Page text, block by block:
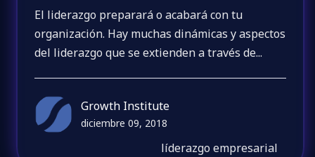
El liderazgo preparará o acabará con tu
organización. Hay muchas dinámicas y aspectos
del liderazgo que se extienden a través de...
Growth Institute
diciembre 09, 2018
líderazgo empresarial